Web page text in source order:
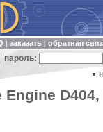
заказать обратная
пароль:
Engine D404,